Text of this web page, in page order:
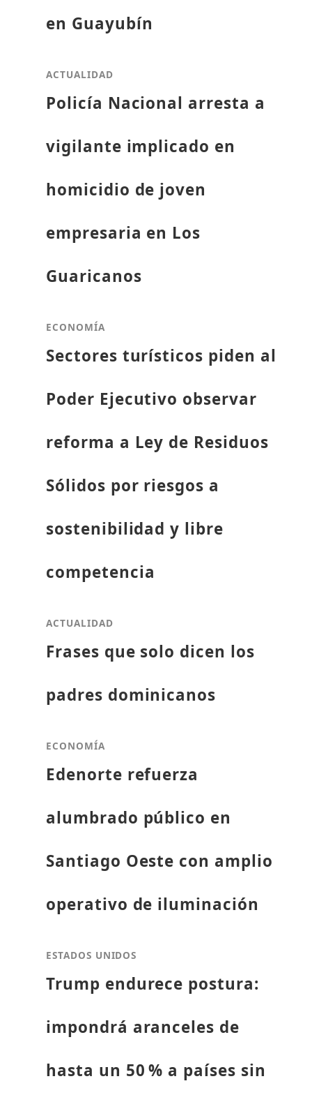
en Guayubín
ACTUALIDAD
Policía Nacional arresta a
vigilante implicado en
homicidio de joven
empresaria en Los
Guaricanos
ECONOMÍA
Sectores turísticos piden al
Poder Ejecutivo observar
reforma a Ley de Residuos
Sólidos por riesgos a
sostenibilidad y libre
competencia
ACTUALIDAD
Frases que solo dicen los
padres dominicanos
ECONOMÍA
Edenorte refuerza
alumbrado público en
Santiago Oeste con amplio
operativo de iluminación
ESTADOS UNIDOS
Trump endurece postura:
impondrá aranceles de
hasta un 50 % a países sin